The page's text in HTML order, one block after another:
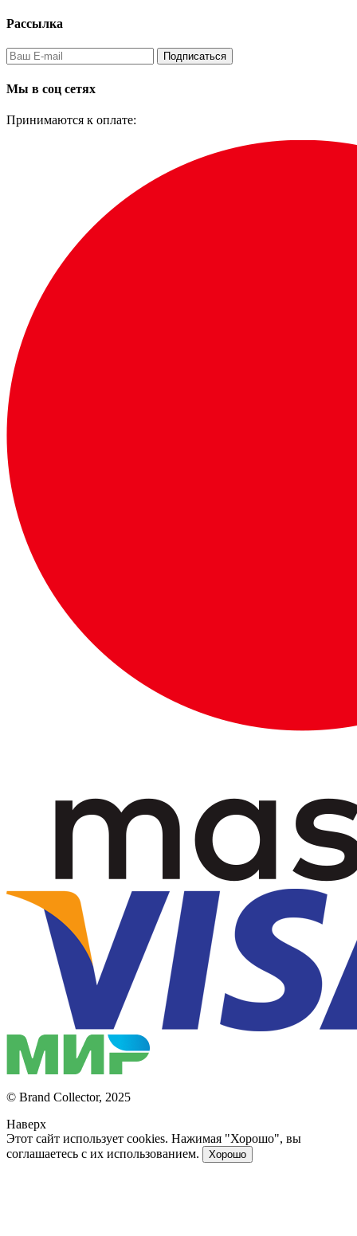
Рассылка
Подписаться
Мы в соц сетях
Принимаются к оплате:
© Brand Collector, 2025
Наверх
Этот сайт использует cookies. Нажимая "Хорошо", вы
соглашаетесь с их использованием.
Хорошо